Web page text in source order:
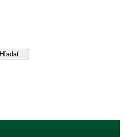
Hľadať...